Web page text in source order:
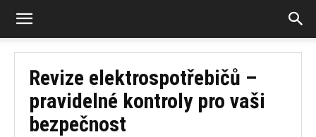
Revize elektrospotřebičů –
pravidelné kontroly pro vaši
bezpečnost